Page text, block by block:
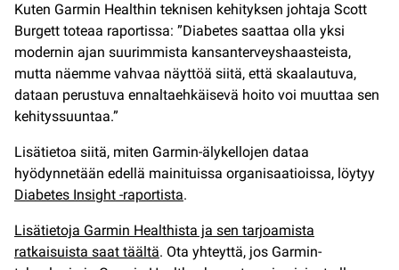
Kuten Garmin Healthin teknisen kehityksen johtaja Scott
Burgett toteaa raportissa: ”Diabetes saattaa olla yksi
modernin ajan suurimmista kansanterveyshaasteista,
mutta näemme vahvaa näyttöä siitä, että skaalautuva,
dataan perustuva ennaltaehkäisevä hoito voi muuttaa sen
kehityssuuntaa.”
Lisätietoa siitä, miten Garmin-älykellojen dataa
hyödynnetään edellä mainituissa organisaatioissa, löytyy
Diabetes Insight -raportista.
Lisätietoja Garmin Healthista ja sen tarjoamista
ratkaisuista saat täältä. Ota yhteyttä, jos Garmin-